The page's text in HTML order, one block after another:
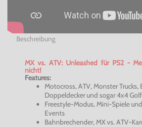
Beschreibung
MX vs. ATV: Unleashed für PS2 -
nicht!
Features:
Motocross, ATV, Monster Trucks,
Doppeldecker und sogar 4x4
Freestyle-Modus, Mini-Spiele
Events
Bahnbrechender, MX vs. ATV-